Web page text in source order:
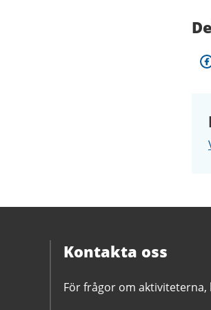
Kontakta oss
För frågor om